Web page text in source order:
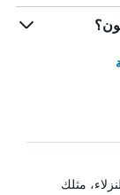
مثلك